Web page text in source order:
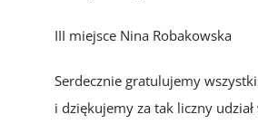
III miejsce Nina Robakowska
Serdecznie gratulujemy
i dziękujemy za tak liczny